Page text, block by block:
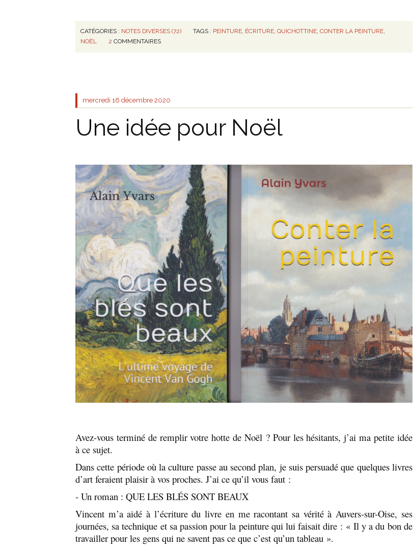
CATÉGORIES : NOTES DIVERSES (72) TAGS : PEINTURE, ÉCRITURE, QUICHOTTINE, CONTER LA PEINTURE,
NOËL
2 COMMENTAIRES
mercredi 16 décembre 2020
Une idée pour Noël
Avez-vous terminé de remplir votre hotte de Noël ? Pour les hésitants, j’ai ma petite idée
à ce sujet.
Dans cette période où la culture passe au second plan, je suis persuadé que quelques livres
d’art feraient plaisir à vos proches. J’ai ce qu’il vous faut :
- Un roman : QUE LES BLÉS SONT BEAUX
Vincent m’a aidé à l’écriture du livre en me racontant sa vérité à Auvers-sur-Oise, ses
journées, sa technique et sa passion pour la peinture qui lui faisait dire : « Il y a du bon de
travailler pour les gens qui ne savent pas ce que c’est qu’un tableau ».